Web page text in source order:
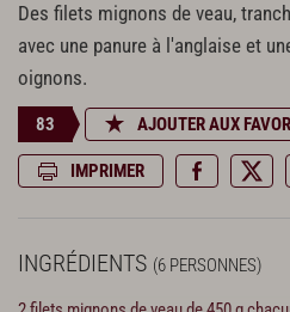
Des filets mignons de veau,
avec une panure à l'anglaise et
oignons.
83 AJOUTER AUX
IMPRIMER
INGRÉDIENTS (6 PERSONNES)